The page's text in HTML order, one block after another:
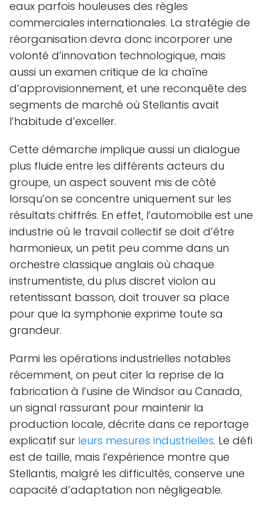
eaux parfois houleuses des règles
commerciales internationales. La stratégie de
réorganisation devra donc incorporer une
volonté d’innovation technologique, mais
aussi un examen critique de la chaîne
d’approvisionnement, et une reconquête des
segments de marché où Stellantis avait
l’habitude d’exceller.
Cette démarche implique aussi un dialogue
plus fluide entre les différents acteurs du
groupe, un aspect souvent mis de côté
lorsqu’on se concentre uniquement sur les
résultats chiffrés. En effet, l’automobile est une
industrie où le travail collectif se doit d’être
harmonieux, un petit peu comme dans un
orchestre classique anglais où chaque
instrumentiste, du plus discret violon au
retentissant basson, doit trouver sa place
pour que la symphonie exprime toute sa
grandeur.
Parmi les opérations industrielles notables
récemment, on peut citer la reprise de la
fabrication à l’usine de Windsor au Canada,
un signal rassurant pour maintenir la
production locale, décrite dans ce reportage
explicatif sur leurs mesures industrielles. Le défi
est de taille, mais l’expérience montre que
Stellantis, malgré les difficultés, conserve une
capacité d’adaptation non négligeable.